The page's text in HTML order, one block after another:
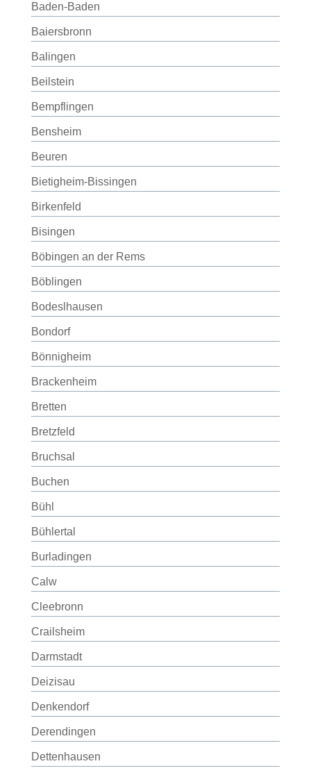
Baden-Baden
Baiersbronn
Balingen
Beilstein
Bempflingen
Bensheim
Beuren
Bietigheim-Bissingen
Birkenfeld
Bisingen
Böbingen an der Rems
Böblingen
Bodeslhausen
Bondorf
Bönnigheim
Brackenheim
Bretten
Bretzfeld
Bruchsal
Buchen
Bühl
Bühlertal
Burladingen
Calw
Cleebronn
Crailsheim
Darmstadt
Deizisau
Denkendorf
Derendingen
Dettenhausen